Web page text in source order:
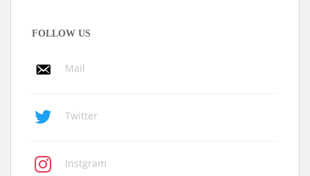
FOLLOW US
Mail
Twitter
Instgram